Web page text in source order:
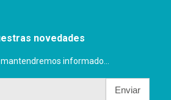
novedades
informado...
Enviar